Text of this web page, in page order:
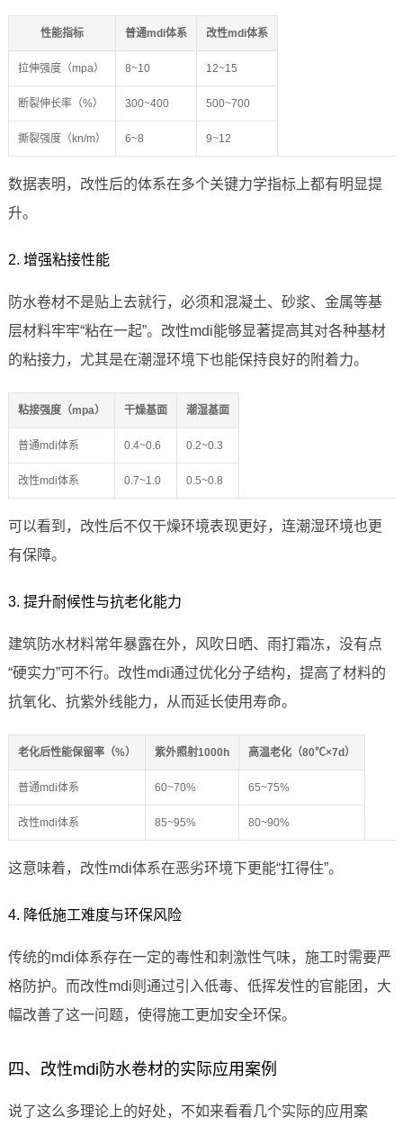
性能指标 普通mdi体系 改性mdi体系
拉伸强度（mpa） 8~10 12~15
断裂伸长率（%） 300~400 500~700
撕裂强度（kn/m） 6~8 9~12
数据表明，改性后的体系在多个关键力学指标上都有明显提
升。
2. 增强粘接性能
防水卷材不是贴上去就行，必须和混凝土、砂浆、金属等基
层材料牢牢“粘在一起”。改性mdi能够显著提高其对各种基材
的粘接力，尤其是在潮湿环境下也能保持良好的附着力。
粘接强度（mpa） 干燥基面 潮湿基面
普通mdi体系 0.4~0.6 0.2~0.3
改性mdi体系 0.7~1.0 0.5~0.8
可以看到，改性后不仅干燥环境表现更好，连潮湿环境也更
有保障。
3. 提升耐候性与抗老化能力
建筑防水材料常年暴露在外，风吹日晒、雨打霜冻，没有点
“硬实力”可不行。改性mdi通过优化分子结构，提高了材料的
抗氧化、抗紫外线能力，从而延长使用寿命。
老化后性能保留率（%） 紫外照射1000h 高温老化（80℃×7d）
普通mdi体系 60~70% 65~75%
改性mdi体系 85~95% 80~90%
这意味着，改性mdi体系在恶劣环境下更能“扛得住”。
4. 降低施工难度与环保风险
传统的mdi体系存在一定的毒性和刺激性气味，施工时需要严
格防护。而改性mdi则通过引入低毒、低挥发性的官能团，大
幅改善了这一问题，使得施工更加安全环保。
四、改性mdi防水卷材的实际应用案例
说了这么多理论上的好处，不如来看看几个实际的应用案